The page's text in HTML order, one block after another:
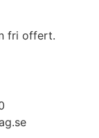
fri offert.